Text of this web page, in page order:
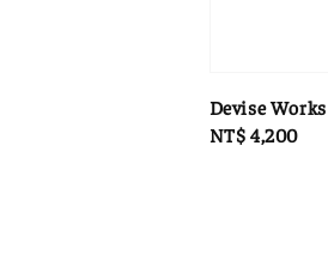
Devise
Regular
NT$ 4,200